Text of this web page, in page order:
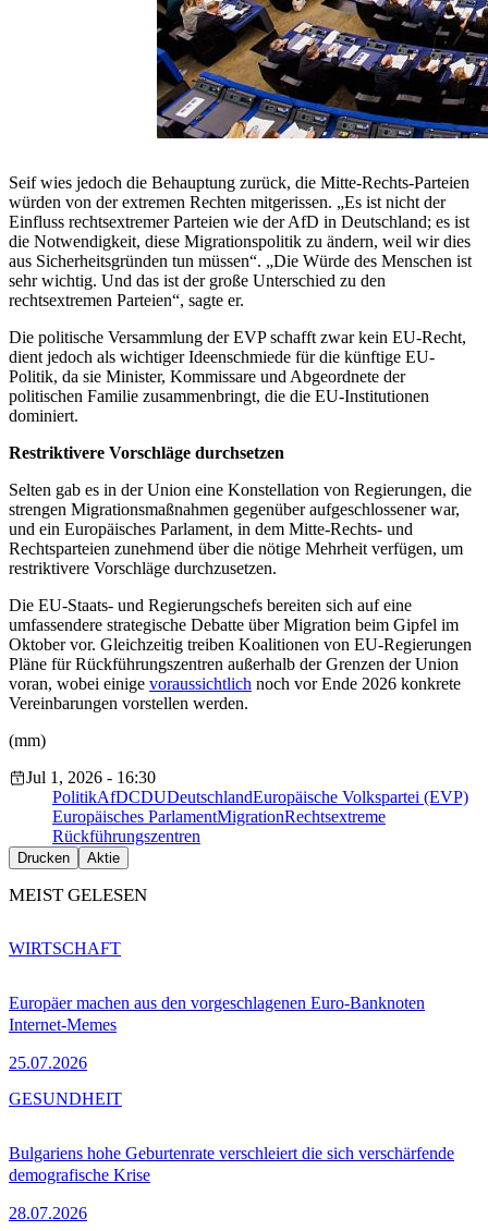
Seif wies jedoch die Behauptung zurück, die Mitte-Rechts-Parteien
würden von der extremen Rechten mitgerissen. „Es ist nicht der
Einfluss rechtsextremer Parteien wie der AfD in Deutschland; es ist
die Notwendigkeit, diese Migrationspolitik zu ändern, weil wir dies
aus Sicherheitsgründen tun müssen“. „Die Würde des Menschen ist
sehr wichtig. Und das ist der große Unterschied zu den
rechtsextremen Parteien“, sagte er.
Die politische Versammlung der EVP schafft zwar kein EU-Recht,
dient jedoch als wichtiger Ideenschmiede für die künftige EU-
Politik, da sie Minister, Kommissare und Abgeordnete der
politischen Familie zusammenbringt, die die EU-Institutionen
dominiert.
Restriktivere Vorschläge durchsetzen
Selten gab es in der Union eine Konstellation von Regierungen, die
strengen Migrationsmaßnahmen gegenüber aufgeschlossener war,
und ein Europäisches Parlament, in dem Mitte-Rechts- und
Rechtsparteien zunehmend über die nötige Mehrheit verfügen, um
restriktivere Vorschläge durchzusetzen.
Die EU-Staats- und Regierungschefs bereiten sich auf eine
umfassendere strategische Debatte über Migration beim Gipfel im
Oktober vor. Gleichzeitig treiben Koalitionen von EU-Regierungen
Pläne für Rückführungszentren außerhalb der Grenzen der Union
voran, wobei einige voraussichtlich noch vor Ende 2026 konkrete
Vereinbarungen vorstellen werden.
(mm)
Jul 1, 2026 - 16:30
PolitikAfDCDUDeutschlandEuropäische Volkspartei (EVP)
Europäisches ParlamentMigrationRechtsextreme
Rückführungszentren
Drucken Aktie
MEIST GELESEN
Europäer machen aus den vorgeschlagenen Euro-Banknoten
Internet-Memes
25.07.2026
WIRTSCHAFT
Bulgariens hohe Geburtenrate verschleiert die sich verschärfende
demografische Krise
28.07.2026
GESUNDHEIT